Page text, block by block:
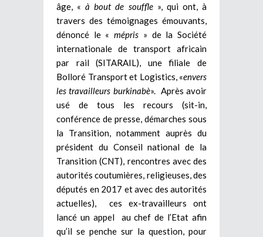
âge, «à bout de souffle», qui ont, à
travers des témoignages émouvants,
dénoncé le «mépris » de la Société
internationale de transport africain
par rail (SITARAIL), une filiale de
Bolloré Transport et Logistics, «envers
les travailleurs burkinabè». Après avoir
usé de tous les recours (sit-in,
conférence de presse, démarches sous
la Transition, notamment auprès du
président du Conseil national de la
Transition (CNT), rencontres avec des
autorités coutumières, religieuses, des
députés en 2017 et avec des autorités
actuelles), ces ex-travailleurs ont
lancé un appel au chef de l’Etat afin
qu’il se penche sur la question, pour